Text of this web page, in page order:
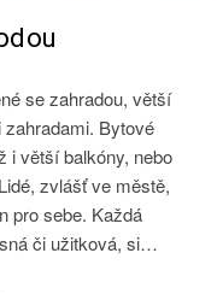
se zahradou, větší
Bytové
i větší balkóny, nebo
zvlášť ve městě,
pro sebe. Každá
či užitková, si…